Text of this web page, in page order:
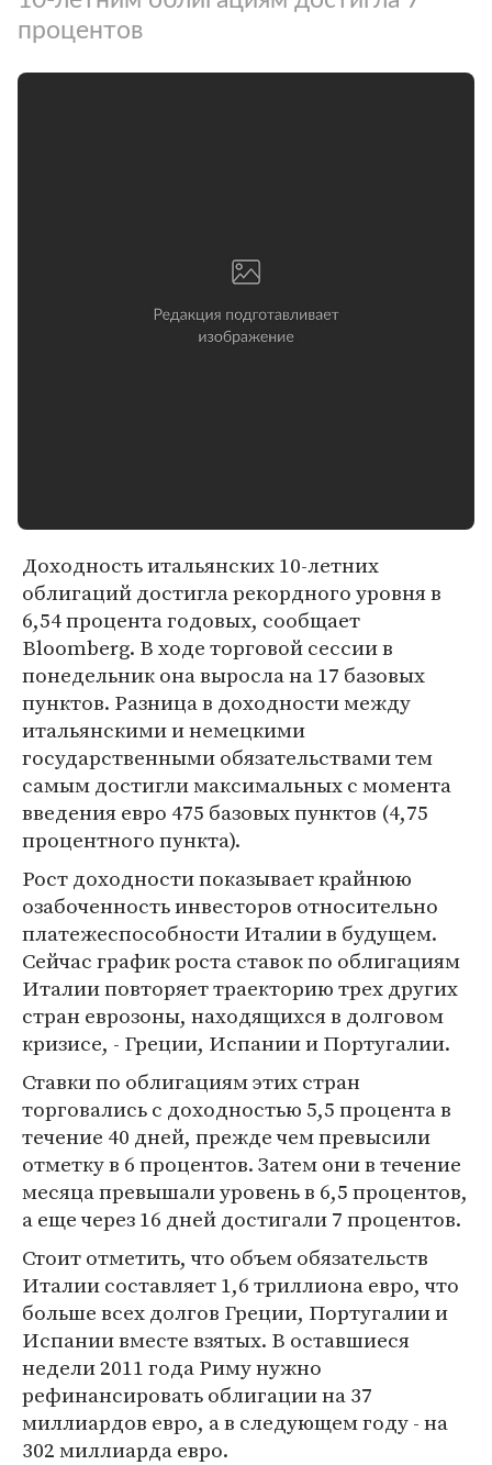
процентов
Доходность итальянских 10-летних
облигаций достигла рекордного уровня в
6,54 процента годовых, сообщает
Bloomberg. В ходе торговой сессии в
понедельник она выросла на 17 базовых
пунктов. Разница в доходности между
итальянскими и немецкими
государственными обязательствами тем
самым достигли максимальных с момента
введения евро 475 базовых пунктов (4,75
процентного пункта).
Рост доходности показывает крайнюю
озабоченность инвесторов относительно
платежеспособности Италии в будущем.
Сейчас график роста ставок по облигациям
Италии повторяет траекторию трех других
стран еврозоны, находящихся в долговом
кризисе, - Греции, Испании и Португалии.
Ставки по облигациям этих стран
торговались с доходностью 5,5 процента в
течение 40 дней, прежде чем превысили
отметку в 6 процентов. Затем они в течение
месяца превышали уровень в 6,5 процентов,
а еще через 16 дней достигали 7 процентов.
Стоит отметить, что объем обязательств
Италии составляет 1,6 триллиона евро, что
больше всех долгов Греции, Португалии и
Испании вместе взятых. В оставшиеся
недели 2011 года Риму нужно
рефинансировать облигации на 37
миллиардов евро, а в следующем году - на
302 миллиарда евро.